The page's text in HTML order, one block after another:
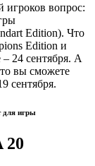
игроков вопрос:
Edition). Что
Edition и
24 сентября. А
вы сможете
сентября.
для игры
20